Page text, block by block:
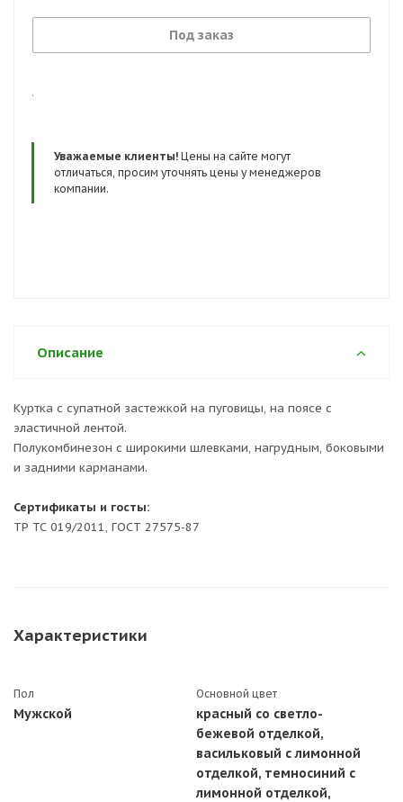
Под заказ
.
Уважаемые клиенты! Цены на сайте могут
отличаться, просим уточнять цены у менеджеров
компании.
Описание
Куртка с супатной застежкой на пуговицы, на поясе с
эластичной лентой.
Полукомбинезон с широкими шлевками, нагрудным, боковыми
и задними карманами.
Сертификаты и госты:
ТР ТС 019/2011, ГОСТ 27575-87
Характеристики
Пол
Мужской
Основной цвет
красный со светло-
бежевой отделкой,
васильковый с лимонной
отделкой, темносиний с
лимонной отделкой,